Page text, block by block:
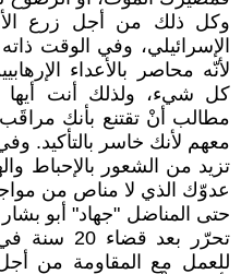
وكل ذلك من أجل زرع
الإسرائيلي، وفي الوقت
لأنّه محاصر بالأعداء
كل شيء، ولذلك أنت أيها
مطالب أنْ تقتنع بأنك
معهم لأنك خاسر بالتأكيد.
تزيد من الشعور بالإحباط
عدوّك الذي لا مناص من
حتى المناضل "جهاد" أبو
تحرّر بعد
للعمل مع المقاومة من